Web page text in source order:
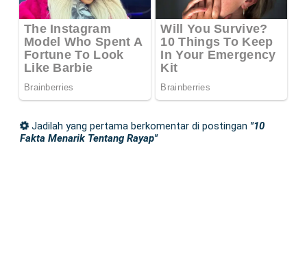
Jadilah yang pertama berkomentar di postingan "10
Fakta Menarik Tentang Rayap"